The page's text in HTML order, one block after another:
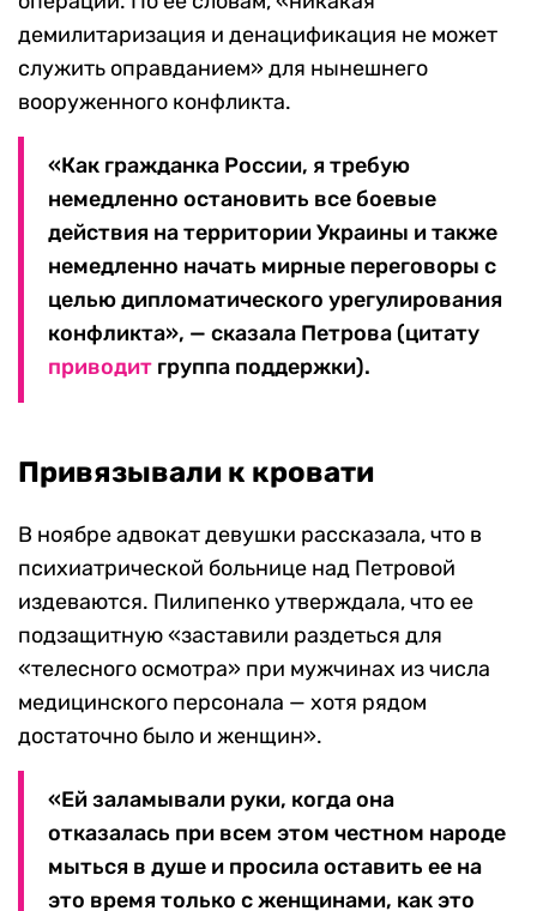
демилитаризация и денацификация не может
служить оправданием» для нынешнего
вооруженного конфликта.
«Как гражданка России, я требую
немедленно остановить все боевые
действия на территории Украины и также
немедленно начать мирные переговоры с
целью дипломатического урегулирования
конфликта», — сказала Петрова (цитату
приводит группа поддержки).
Привязывали к кровати
В ноябре адвокат девушки рассказала, что в
психиатрической больнице над Петровой
издеваются. Пилипенко утверждала, что ее
подзащитную «заставили раздеться для
«телесного осмотра» при мужчинах из числа
медицинского персонала — хотя рядом
достаточно было и женщин».
«Ей заламывали руки, когда она
отказалась при всем этом честном народе
мыться в душе и просила оставить ее на
это время только с женщинами, как это